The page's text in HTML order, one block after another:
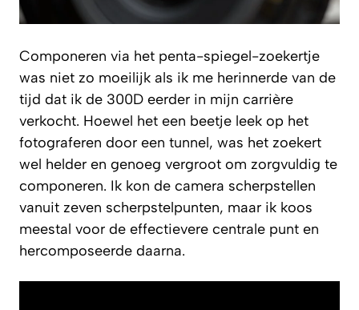
Componeren via het penta-spiegel-zoekertje
was niet zo moeilijk als ik me herinnerde van de
tijd dat ik de 300D eerder in mijn carrière
verkocht. Hoewel het een beetje leek op het
fotograferen door een tunnel, was het zoekert
wel helder en genoeg vergroot om zorgvuldig te
componeren. Ik kon de camera scherpstellen
vanuit zeven scherpstelpunten, maar ik koos
meestal voor de effectievere centrale punt en
hercomposeerde daarna.